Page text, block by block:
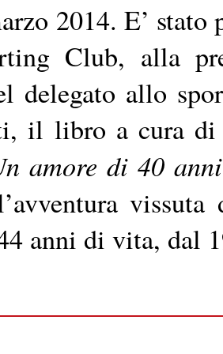
2014. E’ stato
Club, alla
delegato allo
il libro a cura
amore di 40
anni di vita, dal